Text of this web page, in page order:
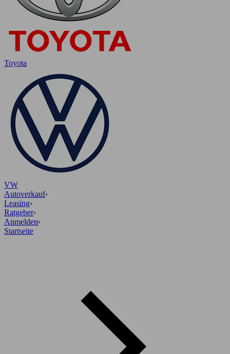
Toyota
VW
Autoverkauf›
Leasing›
Ratgeber›
Anmelden›
Startseite